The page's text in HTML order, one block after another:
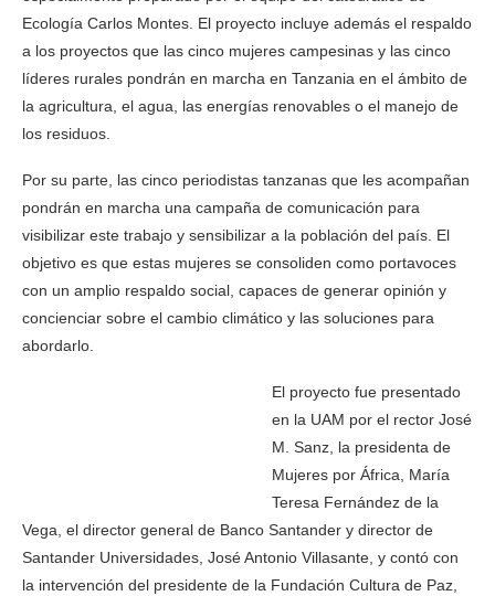
Ecología Carlos Montes. El proyecto incluye además el respaldo
a los proyectos que las cinco mujeres campesinas y las cinco
líderes rurales pondrán en marcha en Tanzania en el ámbito de
la agricultura, el agua, las energías renovables o el manejo de
los residuos.
Por su parte, las cinco periodistas tanzanas que les acompañan
pondrán en marcha una campaña de comunicación para
visibilizar este trabajo y sensibilizar a la población del país. El
objetivo es que estas mujeres se consoliden como portavoces
con un amplio respaldo social, capaces de generar opinión y
concienciar sobre el cambio climático y las soluciones para
abordarlo.
El proyecto fue presentado
en la UAM por el rector José
M. Sanz, la presidenta de
Mujeres por África, María
Teresa Fernández de la
Vega, el director general de Banco Santander y director de
Santander Universidades, José Antonio Villasante, y contó con
la intervención del presidente de la Fundación Cultura de Paz,